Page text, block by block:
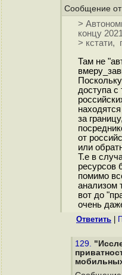
Сообщение от
>
концу
> кстати,
Там не
доступа
за
от
или
Т.е в
ресурсов
помимо
анализом
вот до
очень
Ответить
129.